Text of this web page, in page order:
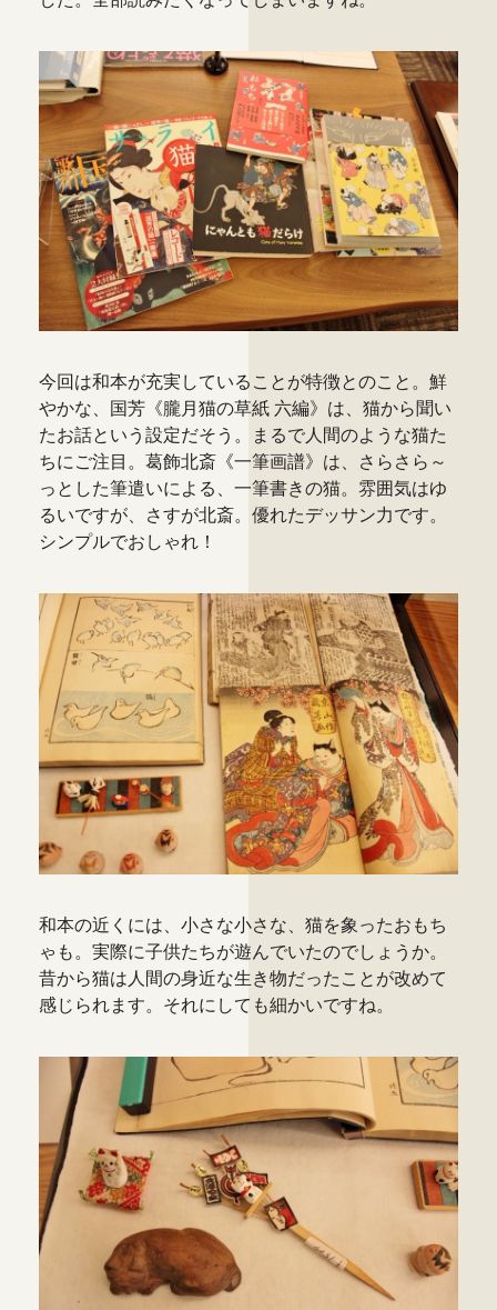
今回は和本が充実していることが特徴とのこと。鮮
やかな、国芳《朧月猫の草紙 六編》は、猫から聞い
たお話という設定だそう。まるで人間のような猫た
ちにご注目。葛飾北斎《一筆画譜》は、さらさら～
っとした筆遣いによる、一筆書きの猫。雰囲気はゆ
るいですが、さすが北斎。優れたデッサン力です。
シンプルでおしゃれ！
和本の近くには、小さな小さな、猫を象ったおもち
ゃも。実際に子供たちが遊んでいたのでしょうか。
昔から猫は人間の身近な生き物だったことが改めて
感じられます。それにしても細かいですね。